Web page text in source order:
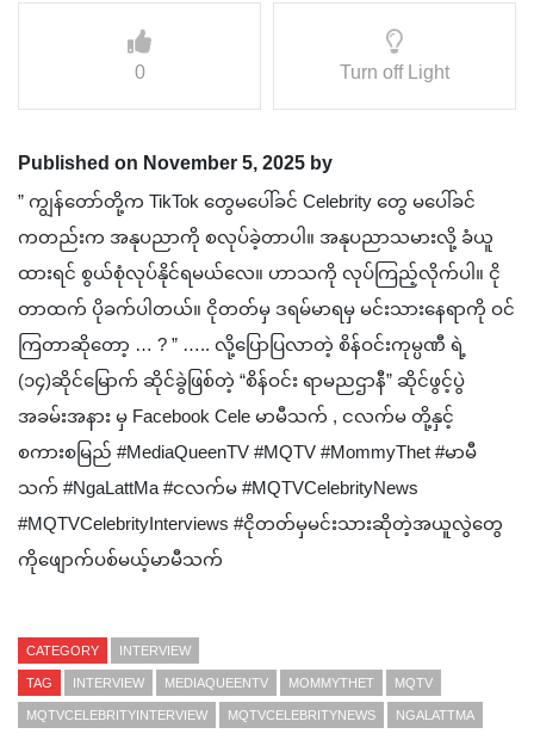
0 Turn off Light
Published on November 5, 2025 by
” ကျွန်တော်တို့က TikTok တွေမပေါ်ခင် Celebrity တွေ မပေါ်ခင်
ကတည်းက အနုပညာကို စလုပ်ခဲ့တာပါ။ အနုပညာသမားလို့ ခံယူ
ထားရင် စွယ်စုံလုပ်နိုင်ရမယ်လေ။ ဟာသကို လုပ်ကြည့်လိုက်ပါ။ ငို
တာထက် ပိုခက်ပါတယ်။ ငိုတတ်မှ ဒရမ်မာရမှ မင်းသားနေရာကို ဝင်
ကြတာဆိုတော့ … ? ” ….. လို့ပြောပြလာတဲ့ စိန်ဝင်းကုမ္ပဏီ ရဲ့
(၁၄)ဆိုင်မြောက် ဆိုင်ခွဲဖြစ်တဲ့ “စိန်ဝင်း ရာမညဌာနီ” ဆိုင်ဖွင့်ပွဲ
အခမ်းအနား မှ Facebook Cele မာမီသက် , ငလက်မ တို့နှင့်
စကားစမြည် #MediaQueenTV #MQTV #MommyThet #မာမီ
သက် #NgaLattMa #ငလက်မ ‎#MQTVCelebrityNews
‎#MQTVCelebrityInterviews #ငိုတတ်မှမင်းသားဆိုတဲ့အယူလွဲတွေ
ကိုဖျောက်ပစ်မယ့်မာမီသက်
CATEGORY INTERVIEW
TAG INTERVIEW MEDIAQUEENTV MOMMYTHET MQTV
MQTVCELEBRITYINTERVIEW MQTVCELEBRITYNEWS NGALATTMA